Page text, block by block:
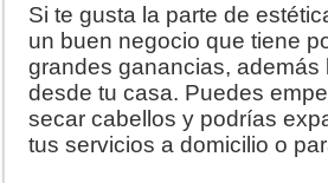
Si te gusta la parte de
un buen negocio que tiene
grandes ganancias, además
desde tu casa. Puedes
secar cabellos y podrías
tus servicios a domicilio o